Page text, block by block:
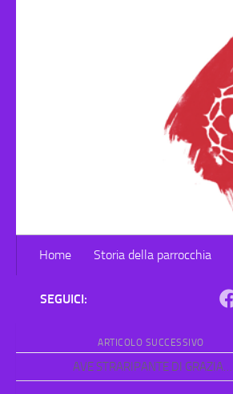
Home Storia della parrocchia
SEGUICI:
ARTICOLO SUCCESSIVO
AVE STRARIPANTE DI GRAZIA…